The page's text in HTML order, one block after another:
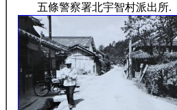
五條警察署北宇智村派出所.